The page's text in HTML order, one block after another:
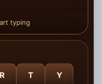
typing
R T Y